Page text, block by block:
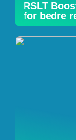
RSLT
for bedre